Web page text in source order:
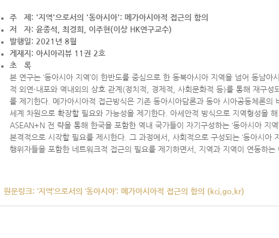
주 제: '지역'으로서의 '동아시아': 메가아시아적 접근의 함의
저 자: 윤종석, 최경희, 이주현(이상 HK연구교수)
발행일: 2021년 8월
게재지: 아시아리뷰 11권 2호
초 록
본 연구는 ‘동아시아 지역’이 한반도를 중심으로 한 동북아시아 지역을 넘어 동남아
적 외연·내포와 역내외의 상호 관계(정치적, 경제적, 사회문화적 등)를 통해 재구
를 제기한다. 메가아시아적 접근방식은 기존 동아시아담론과 동아 시아공동체론의
세계 차원으로 확장할 필요와 가능성을 제기한다. 아세안적 방식으로 지역형성을
ASEAN+N 전 략을 통해 한국을 포함한 역내 국가들이 자기구성하는 ‘동아시아 지
본격적으로 시작할 필요를 제시한다. 그 과정에서, 사회적으로 구성되는 ‘동아시아
행위자들을 포함한 네트워크적 접근의 필요를 제기하면서, 지역과 지역이 연동하
원문링크: ‘지역’으로서의 ‘동아시아’: 메가아시아적 접근의 함의 (kci.go.kr)